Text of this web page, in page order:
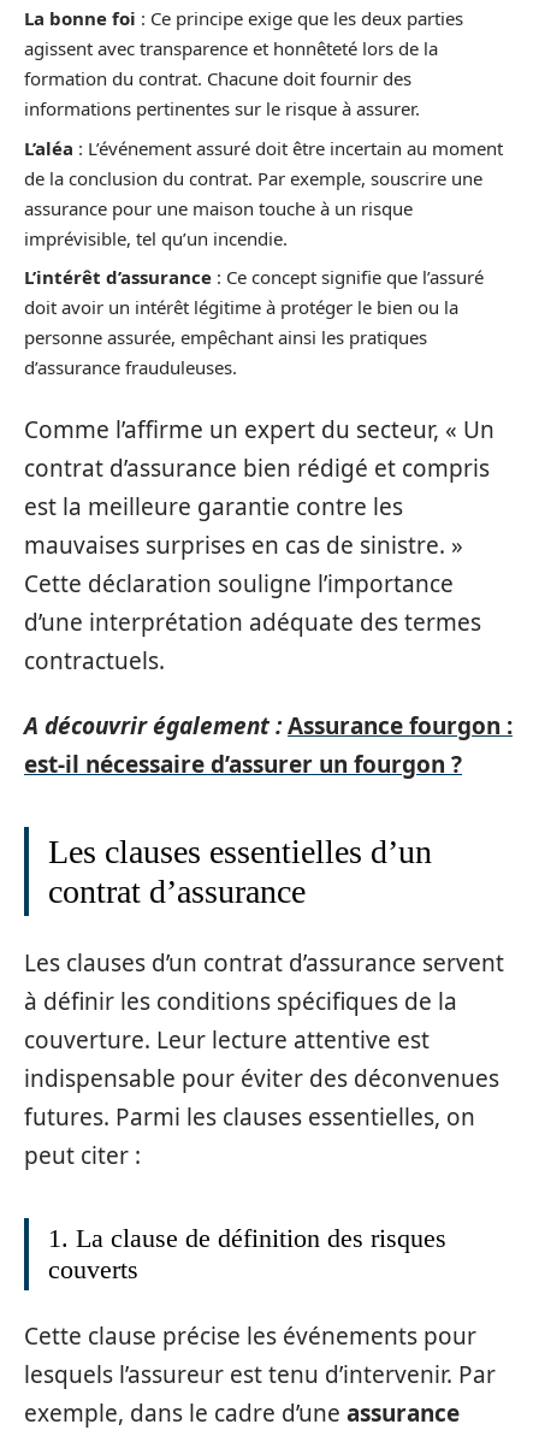
La bonne foi : Ce principe exige que les deux parties
agissent avec transparence et honnêteté lors de la
formation du contrat. Chacune doit fournir des
informations pertinentes sur le risque à assurer.
L’aléa : L’événement assuré doit être incertain au moment
de la conclusion du contrat. Par exemple, souscrire une
assurance pour une maison touche à un risque
imprévisible, tel qu’un incendie.
L’intérêt d’assurance : Ce concept signifie que l’assuré
doit avoir un intérêt légitime à protéger le bien ou la
personne assurée, empêchant ainsi les pratiques
d’assurance frauduleuses.
Comme l’affirme un expert du secteur, « Un
contrat d’assurance bien rédigé et compris
est la meilleure garantie contre les
mauvaises surprises en cas de sinistre. »
Cette déclaration souligne l’importance
d’une interprétation adéquate des termes
contractuels.
A découvrir également :Assurance fourgon :
est-il nécessaire d’assurer un fourgon ?
Les clauses essentielles d’un
contrat d’assurance
Les clauses d’un contrat d’assurance servent
à définir les conditions spécifiques de la
couverture. Leur lecture attentive est
indispensable pour éviter des déconvenues
futures. Parmi les clauses essentielles, on
peut citer :
1. La clause de définition des risques
couverts
Cette clause précise les événements pour
lesquels l’assureur est tenu d’intervenir. Par
exemple, dans le cadre d’une assurance